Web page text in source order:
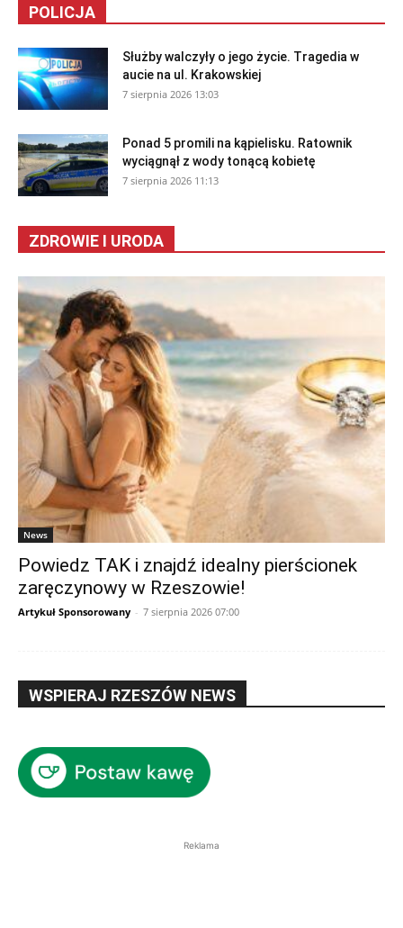
POLICJA
Służby walczyły o jego życie. Tragedia w
aucie na ul. Krakowskiej
7 sierpnia 2026 13:03
Ponad 5 promili na kąpielisku. Ratownik
wyciągnął z wody tonącą kobietę
7 sierpnia 2026 11:13
ZDROWIE I URODA
News
Powiedz TAK i znajdź idealny pierścionek
zaręczynowy w Rzeszowie!
Artykuł Sponsorowany - 7 sierpnia 2026 07:00
WSPIERAJ RZESZÓW NEWS
Reklama